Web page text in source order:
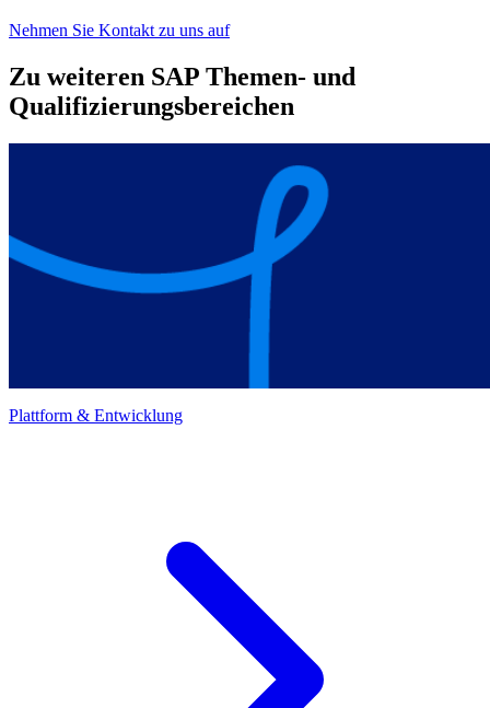
Nehmen Sie Kontakt zu uns auf
Zu weiteren SAP Themen- und
Qualifizierungsbereichen
Plattform & Entwicklung